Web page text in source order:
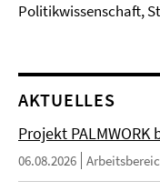
Politikwissenschaft,
AKTUELLES
Projekt
06.08.2026